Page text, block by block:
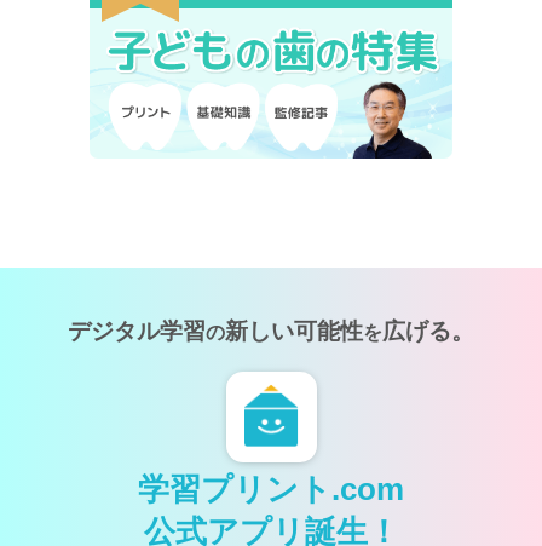
デジタル学習の新しい可能性を広げる。
学習プリント.com
公式アプリ誕生！